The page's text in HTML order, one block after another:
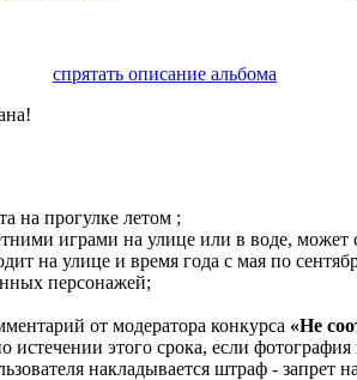
спрятать описание альбома
на прогулке летом ;
играми на улице или в воде, может
на улице и время года с мая по
персонажей;
от модератора конкурса «Не
этого срока, если фотография
накладывается штраф - запрет